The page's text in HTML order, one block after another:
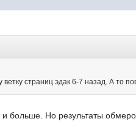
страниц эдак 6-7 назад. А то
больше. Но результаты